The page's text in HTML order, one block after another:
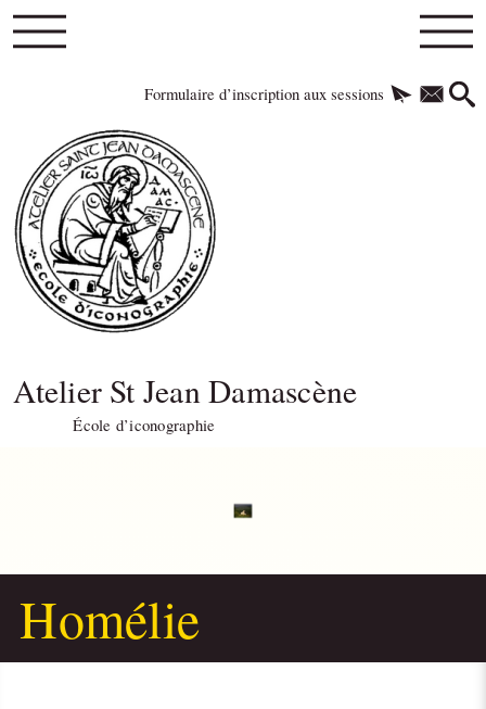
Formulaire d’inscription aux sessions
Atelier St Jean Damascène
École d’iconographie
Homélie